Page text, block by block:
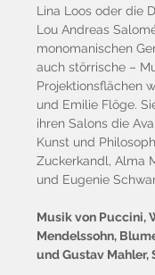
Lina Loos oder die
Lou Andreas
monomanischen
auch störrische –
Projektionsflächen
und Emilie Flöge.
ihren Salons die
Kunst und
Zuckerkandl, Alma
und Eugenie
Musik von Puccini,
Mendelssohn,
und Gustav Mahler,